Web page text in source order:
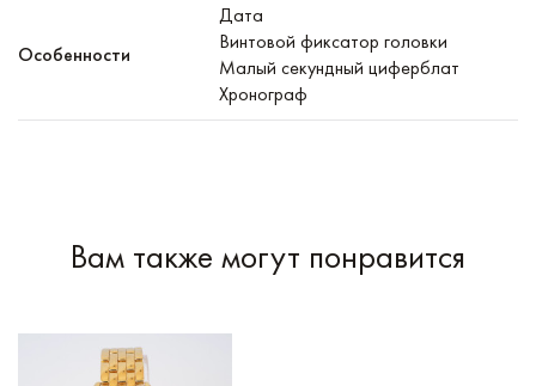
Особенности
Дата
Винтовой фиксатор головки
Малый секундный циферблат
Хронограф
Вам также могут понравится